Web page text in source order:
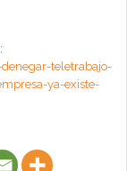
teletrabajo-
ya-existe-